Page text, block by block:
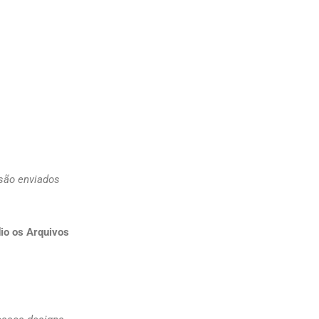
enviados
os Arquivos